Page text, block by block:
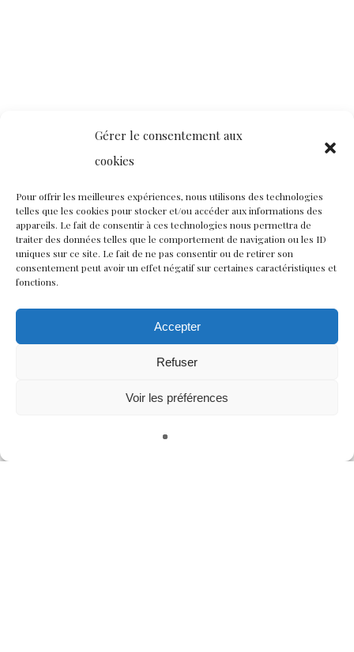
Gérer le consentement aux
cookies
Pour offrir les meilleures expériences, nous utilisons des technologies
telles que les cookies pour stocker et/ou accéder aux informations des
appareils. Le fait de consentir à ces technologies nous permettra de
traiter des données telles que le comportement de navigation ou les ID
uniques sur ce site. Le fait de ne pas consentir ou de retirer son
consentement peut avoir un effet négatif sur certaines caractéristiques et
fonctions.
Accepter
Refuser
Voir les préférences